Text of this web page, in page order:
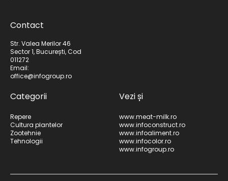
Contact
Str. Valea Merilor 46
Sector 1, București, Cod
011272
Email:
office@infogroup.ro
Categorii
Repere
Cultura plantelor
Zootehnie
Tehnologii
Vezi și
www.meat-milk.ro
www.infoconstruct.ro
www.infoaliment.ro
www.infocolor.ro
www.infogroup.ro